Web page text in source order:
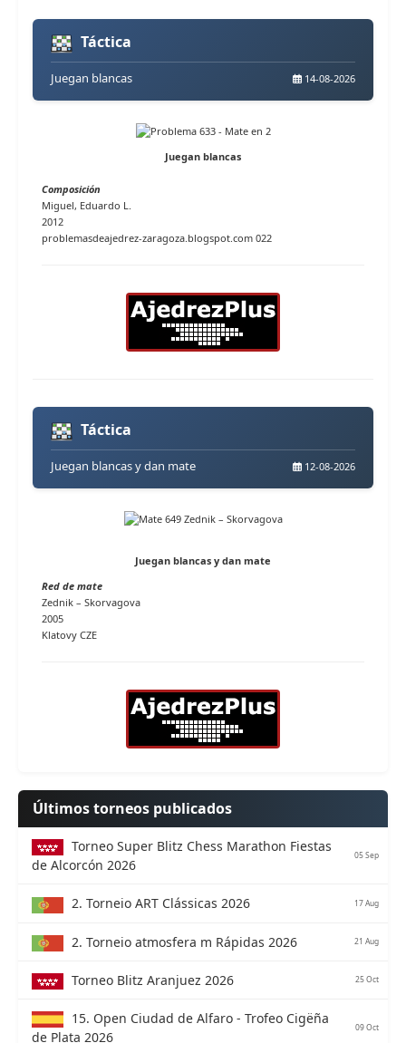
Táctica
Juegan blancas 14-08-2026
Juegan blancas
Composición
Miguel, Eduardo L.
2012
problemasdeajedrez-zaragoza.blogspot.com 022
Táctica
Juegan blancas y dan mate 12-08-2026
Juegan blancas y dan mate
Red de mate
Zednik – Skorvagova
2005
Klatovy CZE
Últimos torneos publicados
Torneo Super Blitz Chess Marathon Fiestas
de Alcorcón 2026
05 Sep
2. Torneio ART Clássicas 2026 17 Aug
2. Torneio atmosfera m Rápidas 2026 21 Aug
Torneo Blitz Aranjuez 2026 25 Oct
15. Open Ciudad de Alfaro - Trofeo Cigëña
de Plata 2026
09 Oct